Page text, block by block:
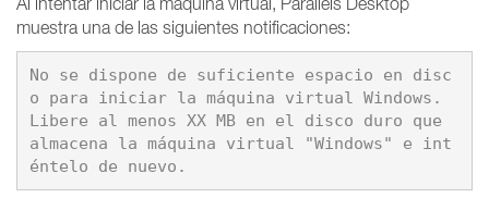
muestra una de las siguientes notificaciones:
No se dispone de suficiente espacio en disc
o para iniciar la máquina virtual Windows.
Libere al menos XX MB en el disco duro que
almacena la máquina virtual "Windows" e int
éntelo de nuevo.